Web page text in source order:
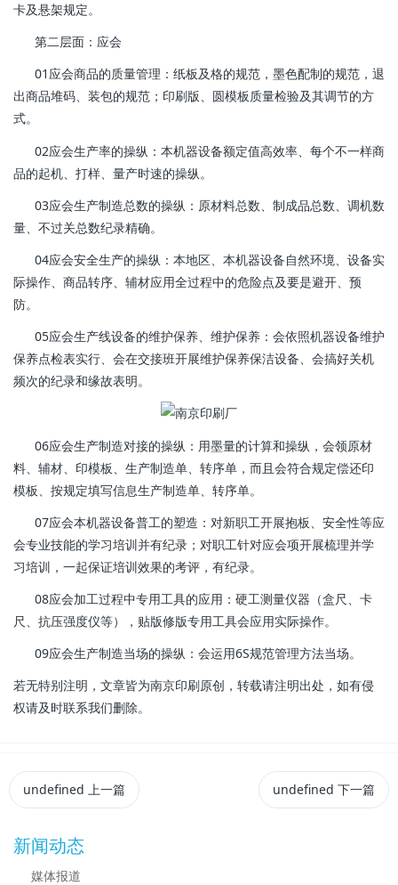
卡及悬架规定。
第二层面：应会
01应会商品的质量管理：纸板及格的规范，墨色配制的规范，退
出商品堆码、装包的规范；印刷版、圆模板质量检验及其调节的方
式。
02应会生产率的操纵：本机器设备额定值高效率、每个不一样商
品的起机、打样、量产时速的操纵。
03应会生产制造总数的操纵：原材料总数、制成品总数、调机数
量、不过关总数纪录精确。
04应会安全生产的操纵：本地区、本机器设备自然环境、设备实
际操作、商品转序、辅材应用全过程中的危险点及要是避开、预
防。
05应会生产线设备的维护保养、维护保养：会依照机器设备维护
保养点检表实行、会在交接班开展维护保养保洁设备、会搞好关机
频次的纪录和缘故表明。
06应会生产制造对接的操纵：用墨量的计算和操纵，会领原材
料、辅材、印模板、生产制造单、转序单，而且会符合规定偿还印
模板、按规定填写信息生产制造单、转序单。
07应会本机器设备普工的塑造：对新职工开展抱板、安全性等应
会专业技能的学习培训并有纪录；对职工针对应会项开展梳理并学
习培训，一起保证培训效果的考评，有纪录。
08应会加工过程中专用工具的应用：硬工测量仪器（盒尺、卡
尺、抗压强度仪等），贴版修版专用工具会应用实际操作。
09应会生产制造当场的操纵：会运用6S规范管理方法当场。
若无特别注明，文章皆为南京印刷原创，转载请注明出处，如有侵
权请及时联系我们删除。
undefined 上一篇 undefined 下一篇
新闻动态
媒体报道